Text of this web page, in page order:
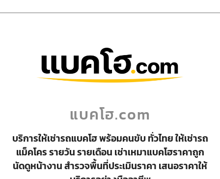
แบคโฮ.com
บริการให้เช่ารถแบคโฮ พร้อมคนขับ ทั่วไทย ให้เช่ารถ
แม็คโคร รายวัน รายเดือน เช่าเหมาแบคโฮราคาถูก
นัดดูหน้างาน สำรวจพื้นที่ประเมินราคา เสนอราคาให้